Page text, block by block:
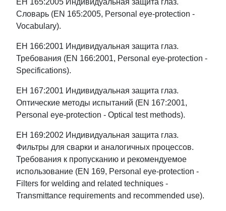
ЕН 165:2005 Индивидуальная защита глаз.
Словарь (EN 165:2005, Personal eye-protection -
Vocabulary).
ЕН 166:2001 Индивидуальная защита глаз.
Требования (EN 166:2001, Personal eye-protection -
Specifications).
ЕН 167:2001 Индивидуальная защита глаз.
Оптические методы испытаний (EN 167:2001,
Personal eye-protection - Optical test methods).
ЕН 169:2002 Индивидуальная защита глаз.
Фильтры для сварки и аналогичных процессов.
Требования к пропусканию и рекомендуемое
использование (EN 169, Personal eye-protection -
Filters for welding and related techniques -
Transmittance requirements and recommended use).